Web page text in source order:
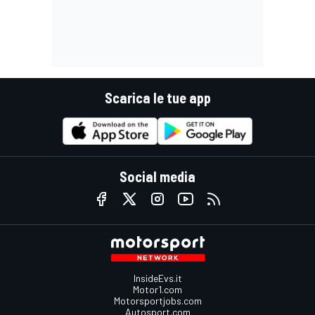
Scarica le tue app
Social media
InsideEvs.it
Motor1.com
Motorsportjobs.com
Autosport.com